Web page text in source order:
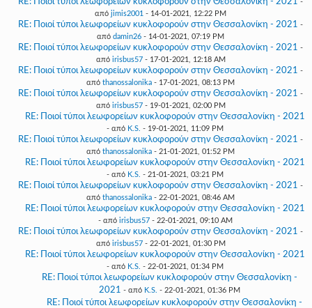
-
από jimis2001 - 14-01-2021, 12:22 PM
RE: Ποιοί τύποι λεωφορείων κυκλοφορούν στην Θεσσαλονίκη - 2021 -
από damin26 - 14-01-2021, 07:19 PM
RE: Ποιοί τύποι λεωφορείων κυκλοφορούν στην Θεσσαλονίκη - 2021 -
από irisbus57- 17-01-2021, 12:18 AM
RE: Ποιοί τύποι λεωφορείων κυκλοφορούν στην Θεσσαλονίκη - 2021 -
από thanossalonika - 17-01-2021, 08:13 PM
RE: Ποιοί τύποι λεωφορείων κυκλοφορούν στην Θεσσαλονίκη - 2021 -
από irisbus57- 19-01-2021, 02:00 PM
RE: Ποιοί τύποι λεωφορείων κυκλοφορούν στην Θεσσαλονίκη - 2021
- από K.S. - 19-01-2021, 11:09 PM
RE: Ποιοί τύποι λεωφορείων κυκλοφορούν στην Θεσσαλονίκη - 2021 -
από thanossalonika - 21-01-2021, 01:52 PM
RE: Ποιοί τύποι λεωφορείων κυκλοφορούν στην Θεσσαλονίκη - 2021
- από K.S. - 21-01-2021, 03:21 PM
RE: Ποιοί τύποι λεωφορείων κυκλοφορούν στην Θεσσαλονίκη - 2021 -
από thanossalonika - 22-01-2021, 08:46 AM
RE: Ποιοί τύποι λεωφορείων κυκλοφορούν στην Θεσσαλονίκη - 2021
- από irisbus57- 22-01-2021, 09:10 AM
RE: Ποιοί τύποι λεωφορείων κυκλοφορούν στην Θεσσαλονίκη - 2021 -
από irisbus57- 22-01-2021, 01:30 PM
RE: Ποιοί τύποι λεωφορείων κυκλοφορούν στην Θεσσαλονίκη - 2021
- από K.S. - 22-01-2021, 01:34 PM
RE: Ποιοί τύποι λεωφορείων κυκλοφορούν στην Θεσσαλονίκη -
2021 - από K.S. - 22-01-2021, 01:36 PM
RE: Ποιοί τύποι λεωφορείων κυκλοφορούν στην Θεσσαλονίκη -